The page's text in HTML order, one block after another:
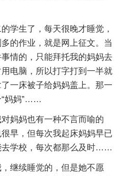
学生了，每天很晚才睡觉，
的作业，就是网上征文。当
情的，只能拜托我的妈妈去
电脑，所以打字打到一半就
一床被子给妈妈盖上。那一
“妈妈”……
妈妈也有一种不言而喻的
早，但每次我起床妈妈早已
去学校，每次都那么及时……
继续睡觉的，但是她不愿